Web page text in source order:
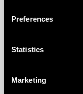
Preferences
Statistics
Marketing